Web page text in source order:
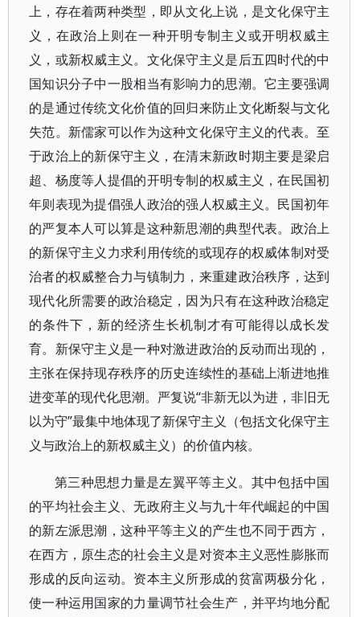
上，存在着两种类型，即从文化上说，是文化保守主
义，在政治上则在一种开明专制主义或开明权威主
义，或新权威主义。文化保守主义是后五四时代的中
国知识分子中一股相当有影响力的思潮。它主要强调
的是通过传统文化价值的回归来防止文化断裂与文化
失范。新儒家可以作为这种文化保守主义的代表。至
于政治上的新保守主义，在清末新政时期主要是梁启
超、杨度等人提倡的开明专制的权威主义，在民国初
年则表现为提倡强人政治的强人权威主义。民国初年
的严复本人可以算是这种新思潮的典型代表。政治上
的新保守主义力求利用传统的或现存的权威体制对受
治者的权威整合力与镇制力，来重建政治秩序，达到
现代化所需要的政治稳定，因为只有在这种政治稳定
的条件下，新的经济生长机制才有可能得以成长发
育。新保守主义是一种对激进政治的反动而出现的，
主张在保持现存秩序的历史连续性的基础上渐进地推
进变革的现代化思潮。严复说“非新无以为进，非旧无
以为守”最集中地体现了新保守主义（包括文化保守主
义与政治上的新权威主义）的价值内核。
第三种思想力量是左翼平等主义。其中包括中国
的平均社会主义、无政府主义与九十年代崛起的中国
的新左派思潮，这种平等主义的产生也不同于西方，
在西方，原生态的社会主义是对资本主义恶性膨胀而
形成的反向运动。资本主义所形成的贫富两极分化，
使一种运用国家的力量调节社会生产，并平均地分配